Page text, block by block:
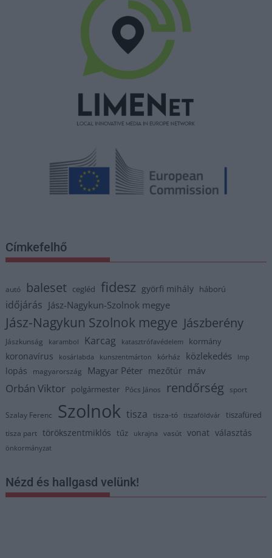
Címkefelhő
autó baleset cegléd fidesz györfi mihály háború
időjárás Jász-Nagykun-Szolnok megye
Jász-Nagykun Szolnok megye Jászberény
Jászkunság karambol Karcag katasztrófavédelem kormány
koronavírus kosárlabda kunszentmárton kórház közlekedés lmp
lopás magyarország Magyar Péter mezőtúr máv
Orbán Viktor polgármester Pócs János rendőrség sport
Szalay Ferenc Szolnok tisza tisza-tó tiszaföldvár tiszafüred
tisza part törökszentmiklós tűz ukrajna vasút vonat választás
önkormányzat
Nézd és hallgasd velünk!